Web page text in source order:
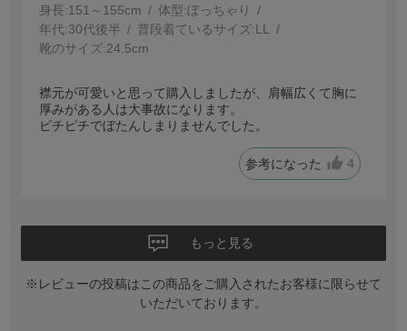
身長:151～155cm 体型:ぽっちゃり
年代:30代後半 普段着ているサイズ:LL
靴のサイズ:24.5cm
襟元が可愛いと思って購入しましたが、肩幅広くて胸に
厚みがある人は大事故になります。
ピチピチでぼたんしまりませんでした。
参考になった 4
もっと見る
※レビューの投稿はこの商品をご購入されたお客様に限らせて
いただいております。